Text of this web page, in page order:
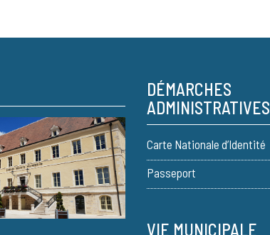
DÉMARCHES
ADMINISTRATIVES
Carte Nationale d’Identité
Passeport
VIE MUNICIPALE